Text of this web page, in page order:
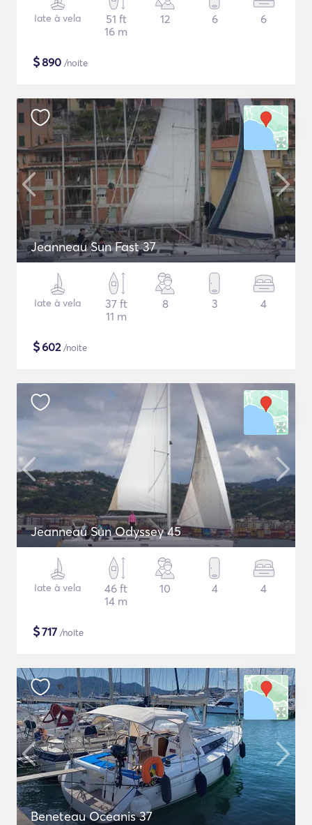
Iate à vela
51 ft
16 m
12 6 6
$890 /noite
Jeanneau Sun Fast 37
Iate à vela
37 ft
11 m
8 3 4
$602/noite
Jeanneau Sun Odyssey 45
Iate à vela
46 ft
14 m
10 4 4
$717 /noite
Beneteau Oceanis 37